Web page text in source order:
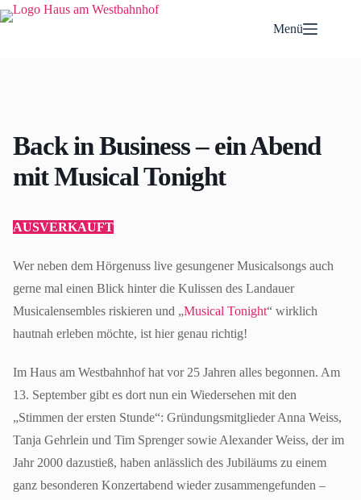
Zum
Inhalt
Menü
Back in Business – ein Abend
mit Musical Tonight
AUSVERKAUFT
Wer neben dem Hörgenuss live gesungener Musicalsongs auch
gerne mal einen Blick hinter die Kulissen des Landauer
Musicalensembles riskieren und „Musical Tonight“ wirklich
hautnah erleben möchte, ist hier genau richtig!
Im Haus am Westbahnhof hat vor 25 Jahren alles begonnen. Am
13. September gibt es dort nun ein Wiedersehen mit den
„Stimmen der ersten Stunde“: Gründungsmitglieder Anna Weiss,
Tanja Gehrlein und Tim Sprenger sowie Alexander Weiss, der im
Jahr 2000 dazustieß, haben anlässlich des Jubiläums zu einem
ganz besonderen Konzertabend wieder zusammengefunden –